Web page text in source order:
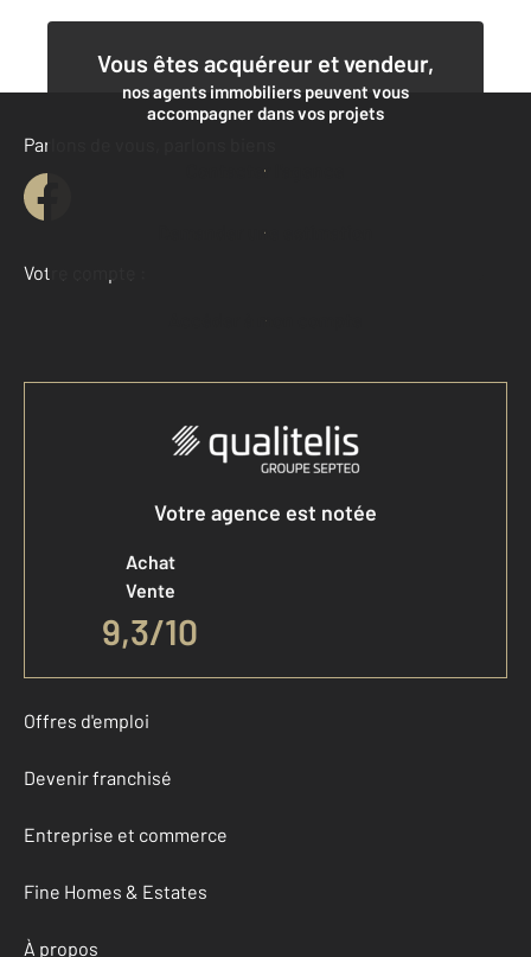
Vous êtes acquéreur et vendeur,
nos agents immobiliers peuvent vous
accompagner dans vos projets
Contacter l'agence
Demander une estimation
Parlons de vous, parlons biens
Votre compte :
Accéder à mon compte
Votre agence est notée
Achat
Vente
9,3/10
Offres d'emploi
Devenir franchisé
Entreprise et commerce
Fine Homes & Estates
À propos